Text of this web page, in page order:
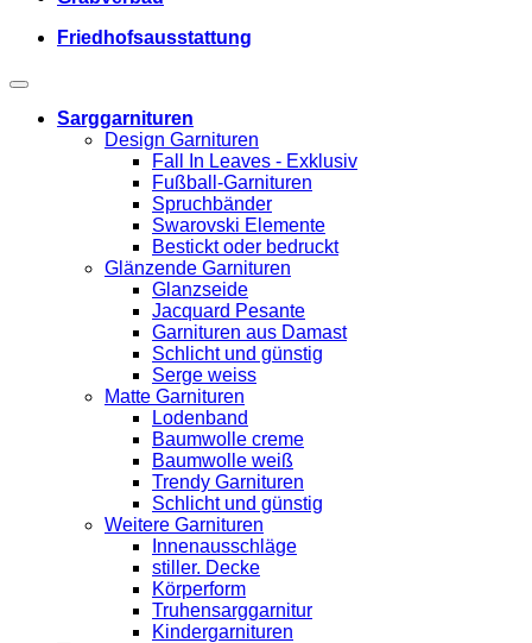
Friedhofsausstattung
Sarggarnituren
Design Garnituren
Fall In Leaves - Exklusiv
Fußball-Garnituren
Spruchbänder
Swarovski Elemente
Bestickt oder bedruckt
Glänzende Garnituren
Glanzseide
Jacquard Pesante
Garnituren aus Damast
Schlicht und günstig
Serge weiss
Matte Garnituren
Lodenband
Baumwolle creme
Baumwolle weiß
Trendy Garnituren
Schlicht und günstig
Weitere Garnituren
Innenausschläge
stiller. Decke
Körperform
Truhensarggarnitur
Kindergarnituren